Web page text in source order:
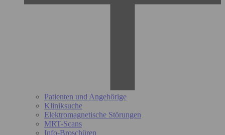
Patienten und Angehörige
Kliniksuche
Elektromagnetische Störungen
MRT-Scans
Info-Broschüren